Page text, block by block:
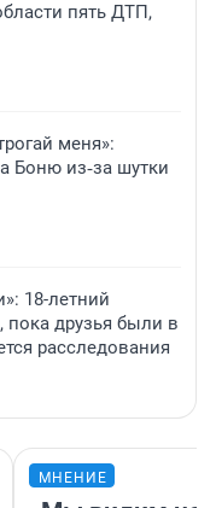
пять ДТП,
меня»:
Боню из‑за шутки
18-летний
друзья были в
расследования
МНЕНИЕ